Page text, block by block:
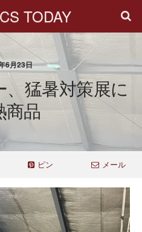
TODAY
6月23日
猛暑対策展に
商品
ピン メール